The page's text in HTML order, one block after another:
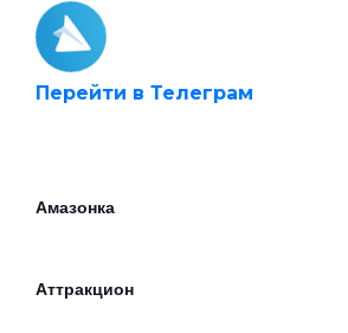
Перейти в Телеграм
Амазонка
Аттракцион